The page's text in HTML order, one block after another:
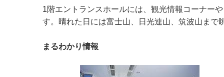
1階エントランスホールには、観光情報コーナー
す。晴れた日には富士山、日光連山、筑波山ま
まるわかり情報